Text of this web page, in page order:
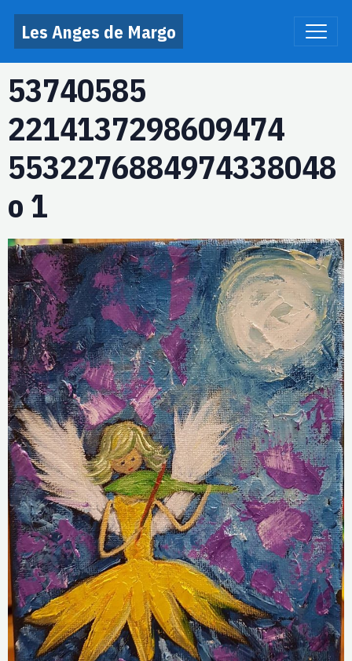
Les Anges de Margo
53740585
2214137298609474
5532276884974338048
o 1